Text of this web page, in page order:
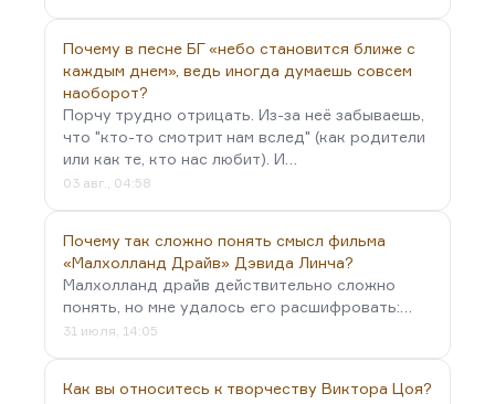
Почему в песне БГ «небо становится ближе с
каждым днем», ведь иногда думаешь совсем
наоборот?
Порчу трудно отрицать. Из-за неё забываешь,
что "кто-то смотрит нам вслед" (как родители
или как те, кто нас любит). И…
03 авг., 04:58
Почему так сложно понять смысл фильма
«Малхолланд Драйв» Дэвида Линча?
Малхолланд драйв действительно сложно
понять, но мне удалось его расшифровать:…
31 июля, 14:05
Как вы относитесь к творчеству Виктора Цоя?